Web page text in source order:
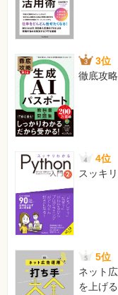
3位
徹底攻
4位
スッキ
5位
ネット
を上げ